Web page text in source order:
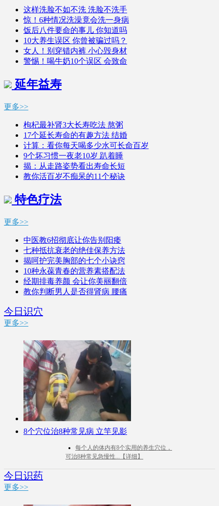
这样洗脸不如不洗 洗脸不洗手
惊！6种情况洗澡竟会洗一身病
饭后八件要命的事儿 你知道吗
10大养生误区 你曾被骗过吗？
女人！别穿错内裤 小心毁身材
警惕！喝牛奶10个误区 会致命
延年益寿
更多>>
枸杞最补肾3大长寿吃法 熬粥
17个延长寿命的有趣方法 结婚
计算：看你每天喝多少水可长命百岁
9个坏习惯一夜老10岁 趴着睡
揭：从走路姿势看出寿命长短
教你活百岁不痴呆的11个秘诀
特色疗法
更多>>
中医教6招彻底让你告别阳痿
七种抵抗衰老的绝佳保养方法
揭呵护完美胸部的七个小诀窍
10种永葆青春的营养素搭配法
经期排毒养颜 会让你美丽翻倍
教你判断男人是否得肾病 腰痛
今日识穴
更多>>
8个穴位治8种常见病 立竿见影
每个人的体内有8个实用的养生穴位，
可治8种常见急慢性...【详细】
今日识药
更多>>